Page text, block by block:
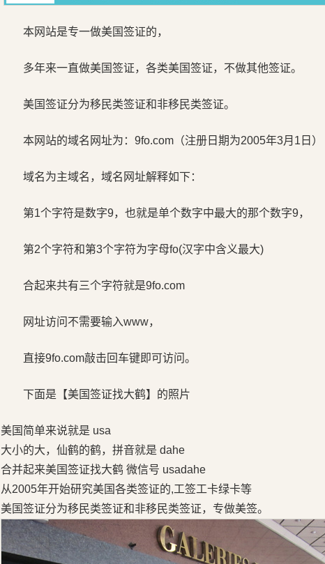
本网站是专一做美国签证的，
多年来一直做美国签证，各类美国签证，不做其他签证。
美国签证分为移民类签证和非移民类签证。
本网站的域名网址为：9fo.com（注册日期为2005年3月1日）
域名为主域名，域名网址解释如下：
第1个字符是数字9，也就是单个数字中最大的那个数字9，
第2个字符和第3个字符为字母fo(汉字中含义最大)
合起来共有三个字符就是9fo.com
网址访问不需要输入www，
直接9fo.com敲击回车键即可访问。
下面是【美国签证找大鹤】的照片
美国简单来说就是 usa
大小的大，仙鹤的鹤，拼音就是 dahe
合并起来美国签证找大鹤 微信号 usadahe
从2005年开始研究美国各类签证的,工签工卡绿卡等
美国签证分为移民类签证和非移民类签证，专做美签。